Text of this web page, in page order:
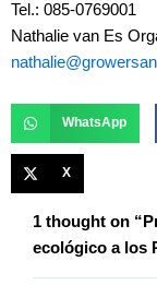
Tel.: 085-0769001
Nathalie van Es
WhatsApp
X
1 thought on
ecológico a los